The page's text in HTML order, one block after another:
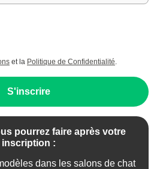
et la Politique de Confidentialité.
S'inscrire
pourrez faire après votre
inscription :
dans les salons de chat